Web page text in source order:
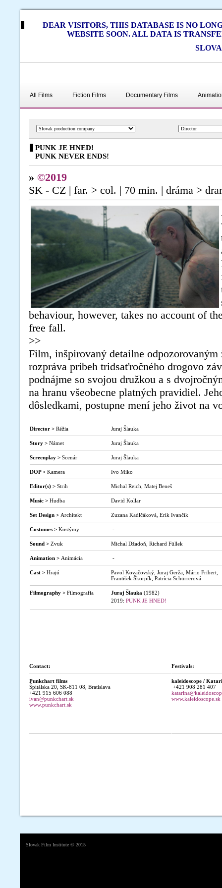
DEAR VISITORS, THIS DATABASE IS NO
WEBSITE SOON. ALL DATA IS
All Films Fiction Films Documentary Films
PUNK JE HNED!
PUNK NEVER ENDS!
» ©2019
SK - CZ | far. > col. | 70 min. | dráma >
behaviour, however, takes no account of
free fall.
>>
Film, inšpirovaný detailne
rozpráva príbeh tridsaťročného drogovo
podnájme so svojou družkou a s
na hranu všeobecne platných pravidiel.
dôsledkami, postupne mení jeho život na
Director > Réžia Juraj Šlauka
Story > Námet Juraj Šlauka
Screenplay > Scenár Juraj Šlauka
DOP > Kamera Ivo Miko
Editor(s) > Strih Michal Reich, Matej Beneš
Music > Hudba David Kollar
Set Design > Architekt Zuzana Kadlčáková, Erik Ivančík
Costumes > Kostýmy -
Sound > Zvuk Michal Džadoň, Richard Füllek
Animation > Animácia -
Cast > Hrajú
Pavol Kovačovský, Juraj Gerža, Mário Fribert,
František Škorpík, Patrícia Schürrerová
Filmography > Filmografia Juraj Šlauka (1982)
2019: PUNK JE HNED!
Contact: Festivals:
Punkchart films
Špitálska 20, SK-811 08, Bratislava
+421 915 606 088
ivan@punkchart.sk
www.punkchart.sk
kaleidoscope /
+421 908 281 407
www.kaleidoscope.sk
Slovak Film Institute © 2015